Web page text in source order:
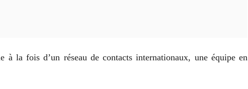
à la fois d’un réseau de contacts internationaux, une équipe en